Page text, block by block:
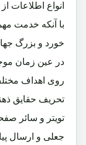
انواع اطلاعات
با آنکه خدمت
خورد و بزرگ
در عین زمان
روی اهداف
تحریف حقایق
تویتر و سائر
جعلی و ارسال